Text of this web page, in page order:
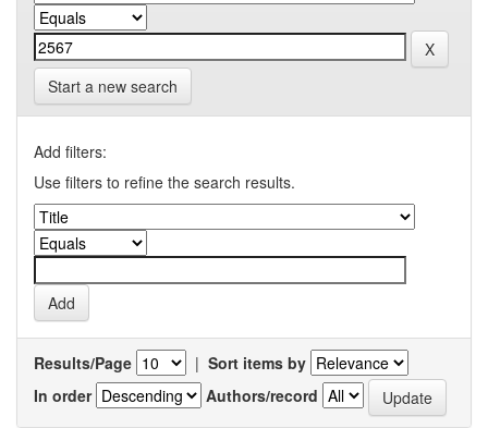
Start a new search
Add filters:
Use filters to refine the search results.
Results/Page | Sort items by
In order
Authors/record